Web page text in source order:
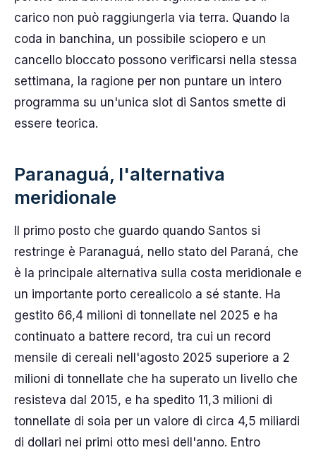
carico non può raggiungerla via terra. Quando la
coda in banchina, un possibile sciopero e un
cancello bloccato possono verificarsi nella stessa
settimana, la ragione per non puntare un intero
programma su un'unica slot di Santos smette di
essere teorica.
Paranaguá, l'alternativa
meridionale
Il primo posto che guardo quando Santos si
restringe è Paranaguá, nello stato del Paraná, che
è la principale alternativa sulla costa meridionale e
un importante porto cerealicolo a sé stante. Ha
gestito 66,4 milioni di tonnellate nel 2025 e ha
continuato a battere record, tra cui un record
mensile di cereali nell'agosto 2025 superiore a 2
milioni di tonnellate che ha superato un livello che
resisteva dal 2015, e ha spedito 11,3 milioni di
tonnellate di soia per un valore di circa 4,5 miliardi
di dollari nei primi otto mesi dell'anno. Entro